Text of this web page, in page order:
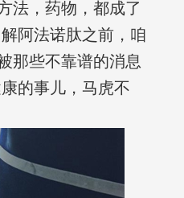
法，药物，都成了
阿法诺肽之前，咱
那些不靠谱的消息
的事儿，马虎不